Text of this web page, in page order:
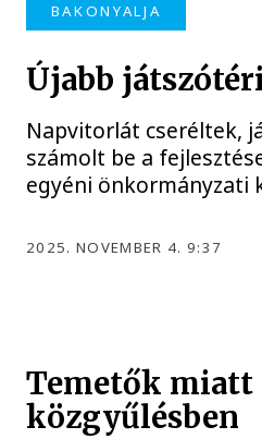
BAKONYALJA
Újabb
Napvitorlát cseréltek,
számolt be a
egyéni önkormányzati
2025. NOVEMBER 4. 9:37
Temetők
közgyűlésben